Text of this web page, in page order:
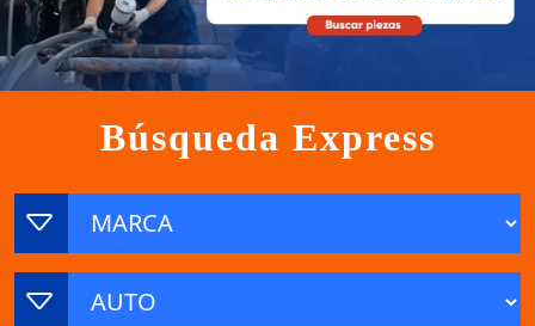
Búsqueda Express